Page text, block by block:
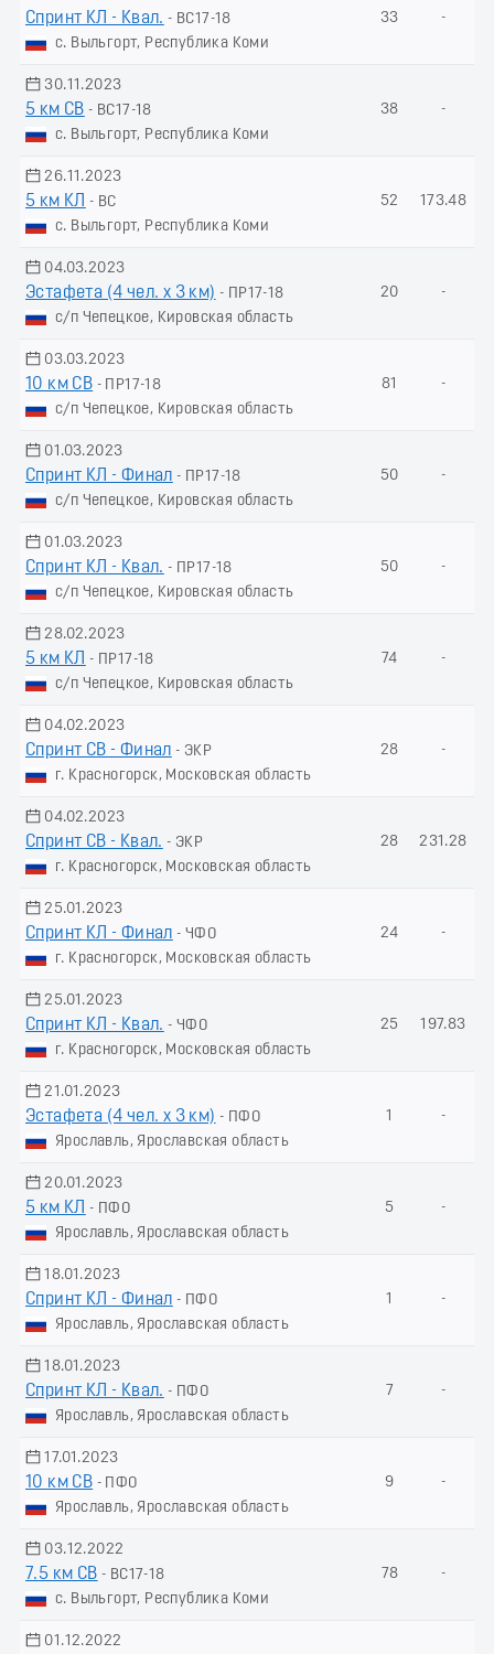
Спринт КЛ - Квал. - ВС17-18
с. Выльгорт, Республика Коми
33 -
30.11.2023
5 км СВ - ВС17-18
с. Выльгорт, Республика Коми
38 -
26.11.2023
5 км КЛ
- ВС
с. Выльгорт, Республика Коми
52 173.48
04.03.2023
Эстафета (4 чел. х 3 км) - ПР17-18
с/п Чепецкое, Кировская область
20 -
03.03.2023
10 км СВ - ПР17-18
с/п Чепецкое, Кировская область
81 -
01.03.2023
Спринт КЛ - Финал - ПР17-18
с/п Чепецкое, Кировская область
50 -
01.03.2023
Спринт КЛ - Квал. - ПР17-18
с/п Чепецкое, Кировская область
50 -
28.02.2023
5 км КЛ
- ПР17-18
с/п Чепецкое, Кировская область
74 -
04.02.2023
Спринт СВ - Финал - ЭКР
г. Красногорск, Московская область
28 -
04.02.2023
Спринт СВ - Квал. - ЭКР
г. Красногорск, Московская область
28 231.28
25.01.2023
Спринт КЛ - Финал - ЧФО
г. Красногорск, Московская область
24 -
25.01.2023
Спринт КЛ - Квал. - ЧФО
г. Красногорск, Московская область
25 197.83
21.01.2023
Эстафета (4 чел. х 3 км) - ПФО
Ярославль, Ярославская область
1 -
20.01.2023
5 км КЛ
- ПФО
Ярославль, Ярославская область
5 -
18.01.2023
Спринт КЛ - Финал - ПФО
Ярославль, Ярославская область
1 -
18.01.2023
Спринт КЛ - Квал. - ПФО
Ярославль, Ярославская область
7 -
17.01.2023
10 км СВ - ПФО
Ярославль, Ярославская область
9 -
03.12.2022
7.5 км СВ - ВС17-18
с. Выльгорт, Республика Коми
78 -
01.12.2022